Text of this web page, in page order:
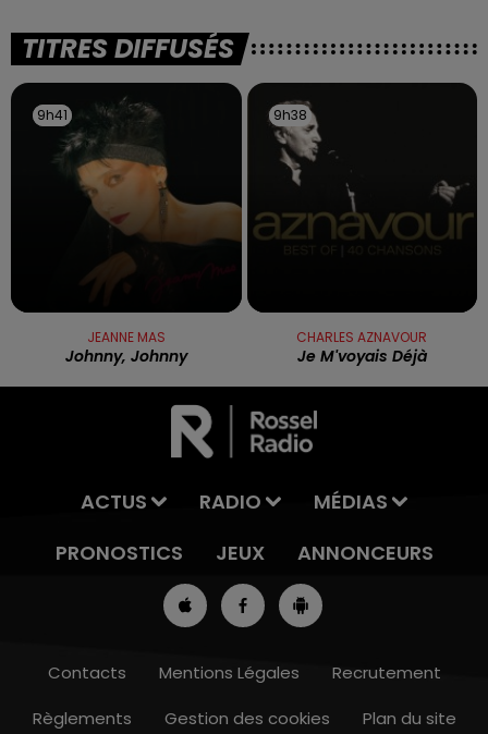
13h00 - 16h00
TITRES DIFFUSÉS
9h41
9h41
JEANNE MAS
Johnny, Johnny
9h38
9h38
CHARLES AZNAVOUR
Je M'voyais Déjà
ACTUS RADIO
MÉDIAS
PRONOSTICS
JEUX ANNONCEURS
Contacts Mentions Légales
Recrutement
Règlements
Gestion des cookies Plan du site